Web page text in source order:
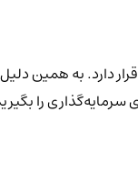
دارد. به همین
را